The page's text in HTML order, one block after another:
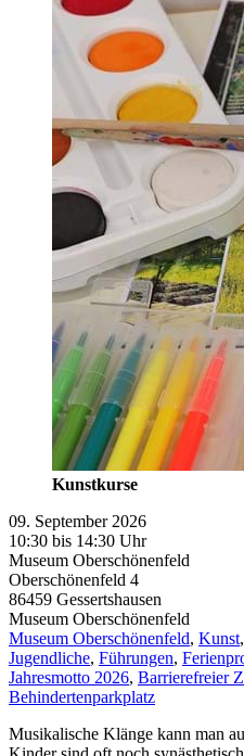
Kunstkurse
09. September 2026
10:30 bis 14:30 Uhr
Museum Oberschönenfeld
Oberschönenfeld 4
86459 Gessertshausen
Museum Oberschönenfeld
Museum Oberschönenfeld, Kunst,
Jugendliche, Führungen,
Jahresmotto 2026, Barrierefreier
Behindertenparkplatz
Musikalische Klänge kann man